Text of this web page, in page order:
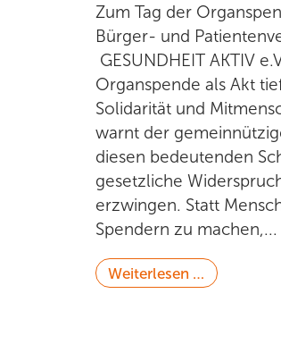
Zum Tag der
Bürger- und
GESUNDHEIT AKTIV
Organspende als Akt
Solidarität und
warnt der
diesen bedeutenden
gesetzliche
erzwingen. Statt
Spendern zu machen,...
Weiterlesen …